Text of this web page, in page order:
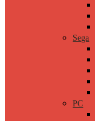
Sega
PC